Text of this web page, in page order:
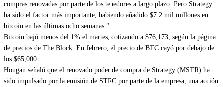
compras renovadas por parte de los tenedores a largo plazo. Pero Strategy
ha sido el factor más importante, habiendo añadido $7.2 mil millones en
bitcoin en las últimas ocho semanas."
Bitcoin bajó menos del 1% el martes, cotizando a $76,173, según la página
de precios de The Block. En febrero, el precio de BTC cayó por debajo de
los $65,000.
Hougan señaló que el renovado poder de compra de Strategy (MSTR) ha
sido impulsado por la emisión de STRC por parte de la empresa, una acción